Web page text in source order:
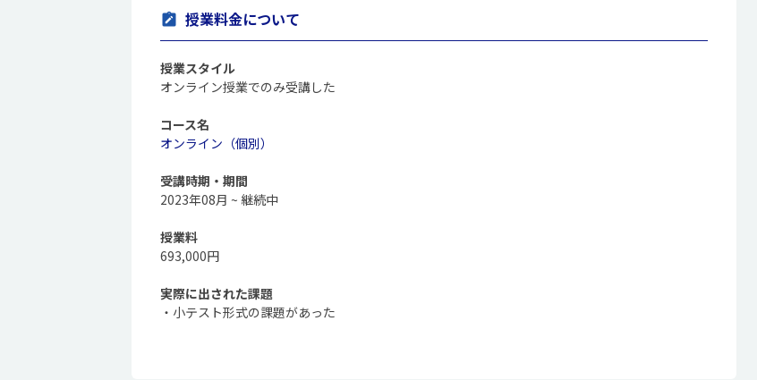
授業料金について
授業スタイル
オンライン授業でのみ受講した
コース名
オンライン（個別）
受講時期・期間
2023年08月 ~ 継続中
授業料
693,000円
実際に出された課題
・小テスト形式の課題があった